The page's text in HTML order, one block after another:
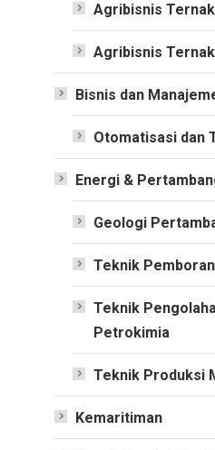
Agribisnis
Agribisnis
Bisnis dan
Otomatisasi dan
Energi &
Geologi
Teknik
Teknik
Petrokimia
Teknik Produksi
Kemaritiman